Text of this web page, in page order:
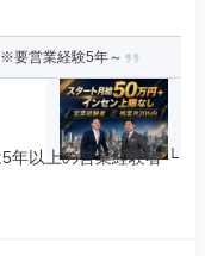
要営業経験5年～
年以上の営業経験者 └